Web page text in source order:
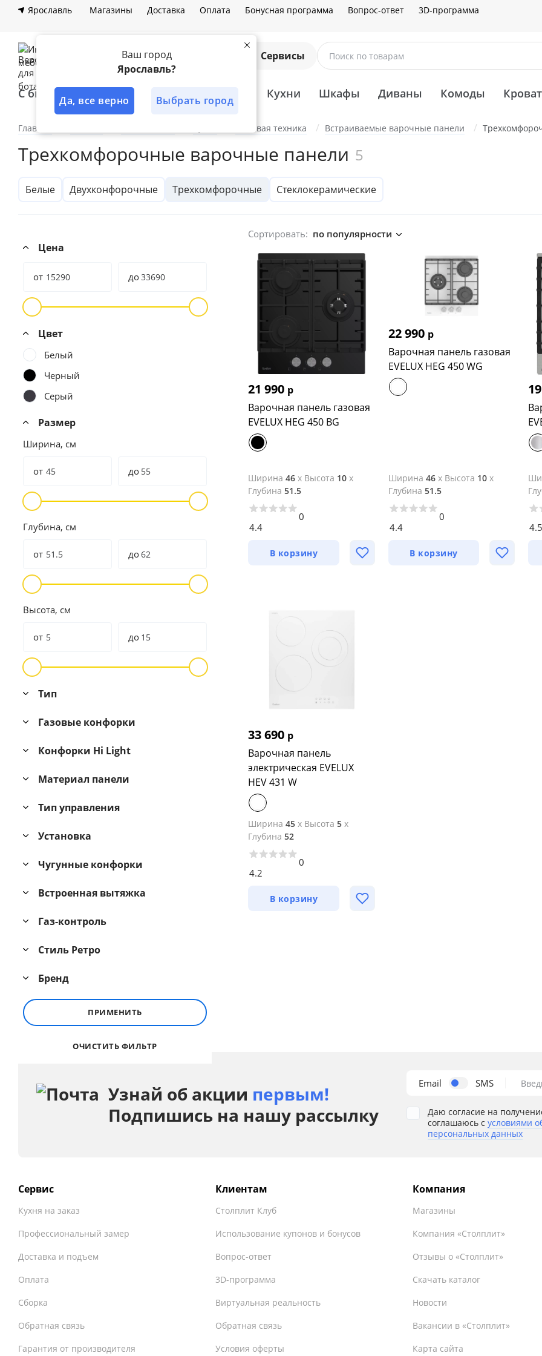
Ваш город
Ярославль?
Да, все верно Выбрать город
Ярославль Магазины Доставка Оплата Бонусная программа Вопрос-ответ 3D-программа
Сервисы Поиск по товарам
С быстрой доставкой Лучшее решение Кухни Шкафы Диваны Комоды
Главная Бытовая техника Встраиваемые варочные панели
Трехкомфорочные варочные панели 5
Белые Двухконфорочные Трехкомфорочные Стеклокерамические
Цена
от до
Цвет
Белый
Черный
Серый
Размер
Ширина, см
от до
Глубина, см
от до
Высота, см
от до
Тип
Газовые конфорки
Конфорки Hi Light
Материал панели
Тип управления
Установка
Чугунные конфорки
Встроенная вытяжка
Газ-контроль
Стиль Ретро
Бренд
ПРИМЕНИТЬ
ОЧИСТИТЬ ФИЛЬТР
Сортировать: по популярности
21 990 р
Варочная панель газовая
EVELUX HEG 450 BG
Ширина 46 x Высота 10 x
Глубина 51.5
4.4
0
В корзину
22 990 р
Варочная панель газовая
EVELUX HEG 450 WG
Ширина 46x Высота 10x
Глубина 51.5
4.4
0
В корзину
4.5
33 690 р
Варочная панель
электрическая EVELUX
HEV 431 W
Ширина 45 x Высота 5 x
Глубина 52
4.2
0
В корзину
Узнай об акции первым!
Подпишись на нашу рассылку
Email SMS
Даю согласие на
соглашаюсь с условиями
персональных данных
Сервис
Кухня на заказ
Профессиональный замер
Доставка и подъем
Оплата
Сборка
Обратная связь
Гарантия от производителя
Клиентам
Столплит Клуб
Использование купонов и бонусов
Вопрос-ответ
3D-программа
Виртуальная реальность
Обратная связь
Условия оферты
Компания
Магазины
Компания «Столплит»
Отзывы о «Столплит»
Скачать каталог
Новости
Вакансии в «Столплит»
Карта сайта